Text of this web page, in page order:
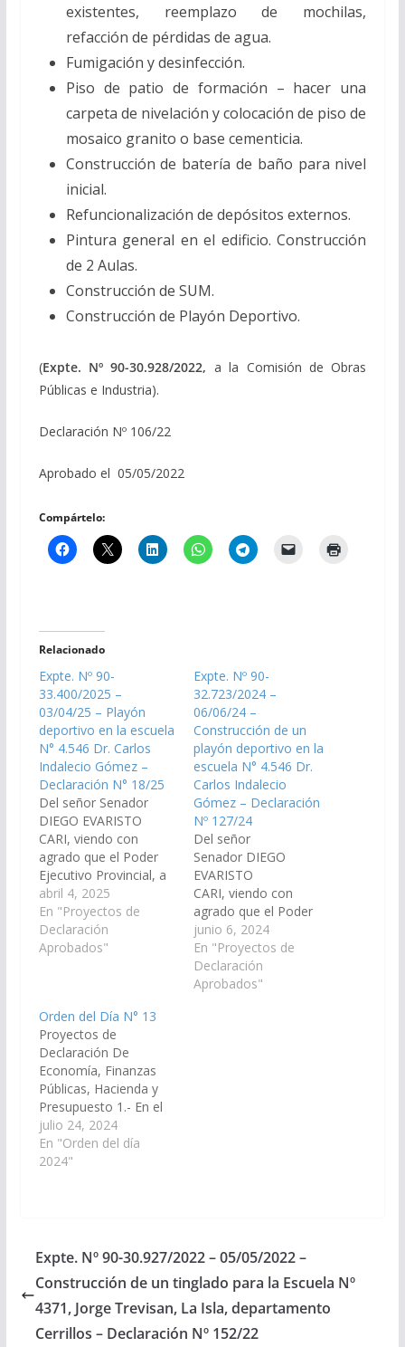
existentes, reemplazo de mochilas,
refacción de pérdidas de agua.
Fumigación y desinfección.
Piso de patio de formación – hacer una
carpeta de nivelación y colocación de piso de
mosaico granito o base cementicia.
Construcción de batería de baño para nivel
inicial.
Refuncionalización de depósitos externos.
Pintura general en el edificio. Construcción
de 2 Aulas.
Construcción de SUM.
Construcción de Playón Deportivo.
(Expte. Nº 90-30.928/2022, a la Comisión de Obras
Públicas e Industria).
Declaración Nº 106/22
Aprobado el 05/05/2022
Compártelo:
Relacionado
Expte. Nº 90-
33.400/2025 –
03/04/25 – Playón
deportivo en la escuela
N° 4.546 Dr. Carlos
Indalecio Gómez –
Declaración N° 18/25
Del señor Senador
DIEGO EVARISTO
CARI, viendo con
agrado que el Poder
Ejecutivo Provincial, a
través del Ministerio de
Infraestructura,
disponga las medidas y
recursos necesarios
Carlos Indalecio
Gómez (ex N° 764) de
la localidad Pampa
Grande,…
abril 4, 2025
En "Proyectos de
Declaración
Aprobados"
Expte. Nº 90-
32.723/2024 –
06/06/24 –
Construcción de un
playón deportivo en la
escuela N° 4.546 Dr.
Carlos Indalecio
Gómez – Declaración
Nº 127/24
Del señor
Senador DIEGO
EVARISTO
CARI, viendo con
agrado que el Poder
Ejecutivo Provincial, a
través de los
organismos
competentes,
junio 6, 2024
En "Proyectos de
Declaración
Aprobados"
Orden del Día N° 13
Proyectos de
Declaración De
Economía, Finanzas
Públicas, Hacienda y
Presupuesto 1.- En el
Proyecto Declaración
del Señor Senador
CARLOS FABIAN
recursos necesarios
para la compra e
instalación de un
nuevo generador de
energía eléctrica para
el…
julio 24, 2024
En "Orden del día
2024"
Expte. Nº 90-30.927/2022 – 05/05/2022 –
Construcción de un tinglado para la Escuela Nº
4371, Jorge Trevisan, La Isla, departamento
Cerrillos – Declaración Nº 152/22